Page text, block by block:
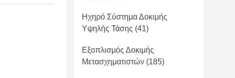
Ηχηρό Σύστημα Δοκιμής
Υψηλής Τάσης (41)
Εξοπλισμός Δοκιμής
Μετασχηματιστών (185)